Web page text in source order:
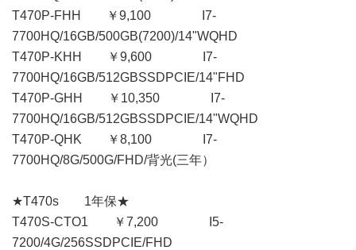
T470P-FHH ￥9,100 I7-
7700HQ/16GB/500GB(7200)/14"WQHD
T470P-KHH ￥9,600 I7-
7700HQ/16GB/512GBSSDPCIE/14"FHD
T470P-GHH ￥10,350 I7-
7700HQ/16GB/512GBSSDPCIE/14"WQHD
T470P-QHK ￥8,100 I7-
7700HQ/8G/500G/FHD/背光(三年）
★T470s 1年保★
T470S-CTO1 ￥7,200 I5-
7200/4G/256SSDPCIE/FHD